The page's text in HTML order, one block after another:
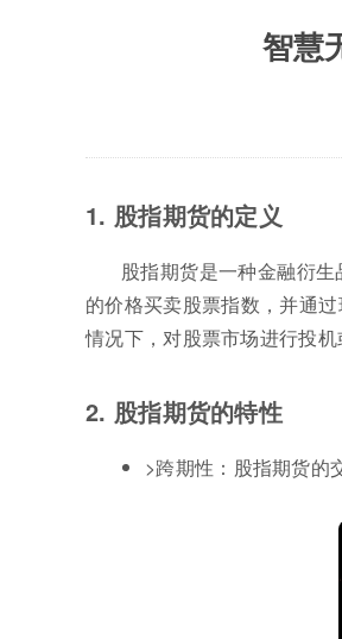
智慧
1. 股指期货的定义
股指期货是一种金融衍
的价格买卖股票指数，并通
情况下，对股票市场进行投机
2. 股指期货的特性
>跨期性：股指期货的